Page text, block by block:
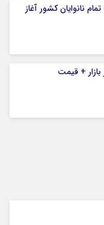
نانوایان کشور آغاز
+ قیمت